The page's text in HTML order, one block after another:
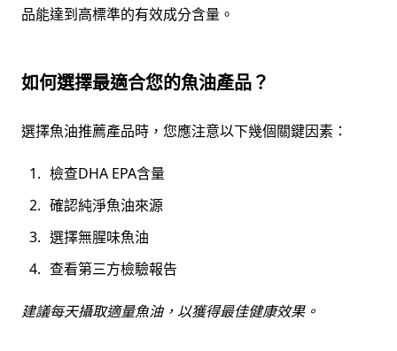
品能達到高標準的有效成分含量。
如何選擇最適合您的魚油產品？
選擇魚油推薦產品時，您應注意以下幾個關鍵因素：
檢查DHA EPA含量
確認純淨魚油來源
選擇無腥味魚油
查看第三方檢驗報告
建議每天攝取適量魚油，以獲得最佳健康效果。